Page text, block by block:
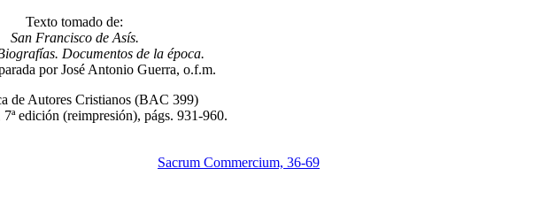
Texto tomado de:
San Francisco de Asís.
Documentos de la época.
por José Antonio Guerra, o.f.m.
de Autores Cristianos (BAC 399)
edición (reimpresión), págs. 931-960.
Sacrum Commercium, 36-69